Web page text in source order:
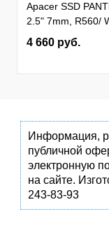
Apacer SSD
2.5" 7mm, R560/
81K/ 74K, MTBF
(AP256GAS350-1)
4 660 руб.
Информация,
публичной
электронную
на сайте.
243-83-93